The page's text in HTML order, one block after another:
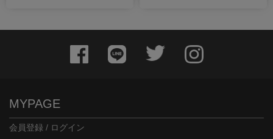
MYPAGE
会員登録 / ログイン